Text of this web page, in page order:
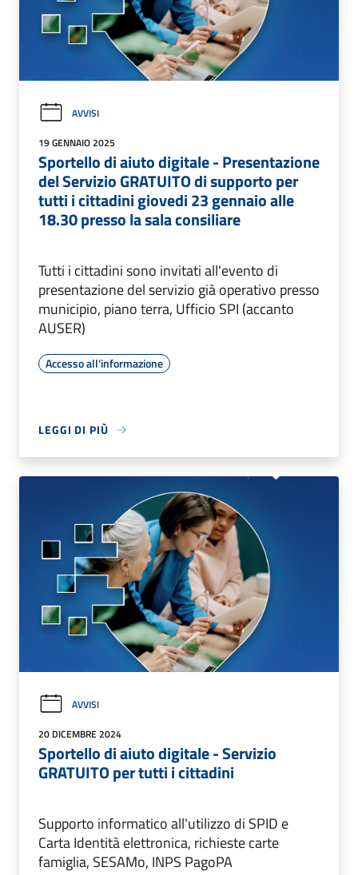
AVVISI
19 GENNAIO 2025
Sportello di aiuto digitale - Presentazione
del Servizio GRATUITO di supporto per
tutti i cittadini giovedi 23 gennaio alle
18.30 presso la sala consiliare
Tutti i cittadini sono invitati all'evento di
presentazione del servizio già operativo presso
municipio, piano terra, Ufficio SPI (accanto
AUSER)
Accesso all'informazione
LEGGI DI PIÙ
AVVISI
20 DICEMBRE 2024
Sportello di aiuto digitale - Servizio
GRATUITO per tutti i cittadini
Supporto informatico all'utilizzo di SPID e
Carta Identità elettronica, richieste carte
famiglia, SESAMo, INPS PagoPA